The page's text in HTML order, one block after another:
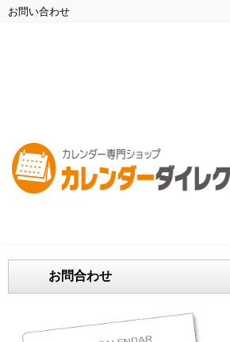
お問い合わせ
お問合わせ